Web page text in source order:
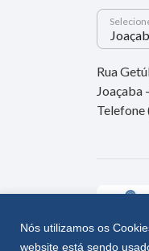
Nós utilizamos os
website está sendo
Rua
Joaçaba